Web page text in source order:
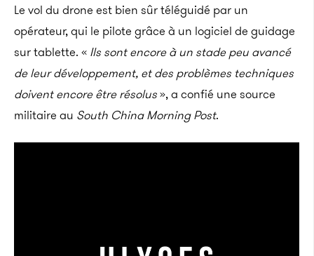
Le vol du drone est bien sûr téléguidé par un
opérateur, qui le pilote grâce à un logiciel de guidage
sur tablette. « Ils sont encore à un stade peu avancé
de leur développement, et des problèmes techniques
doivent encore être résolus», a confié une source
militaire au South China Morning Post.